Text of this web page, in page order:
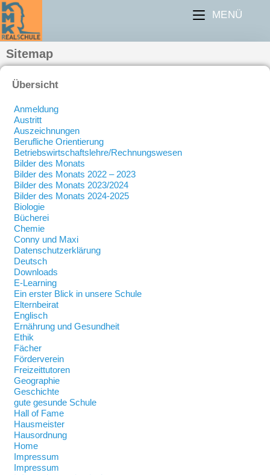
MENÜ
Sitemap
Übersicht
Anmeldung
Austritt
Auszeichnungen
Berufliche Orientierung
Betriebswirtschaftslehre/Rechnungswesen
Bilder des Monats
Bilder des Monats 2022 – 2023
Bilder des Monats 2023/2024
Bilder des Monats 2024-2025
Biologie
Bücherei
Chemie
Conny und Maxi
Datenschutzerklärung
Deutsch
Downloads
E-Learning
Ein erster Blick in unsere Schule
Elternbeirat
Englisch
Ernährung und Gesundheit
Ethik
Fächer
Förderverein
Freizeittutoren
Geographie
Geschichte
gute gesunde Schule
Hall of Fame
Hausmeister
Hausordnung
Home
Impressum
Impressum